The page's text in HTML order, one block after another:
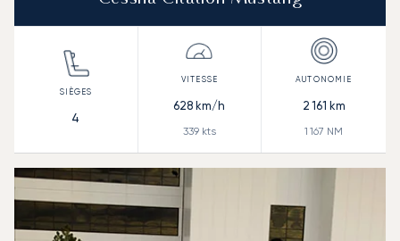
4
628 km/h
339kts
2 161 km
1 167 NM